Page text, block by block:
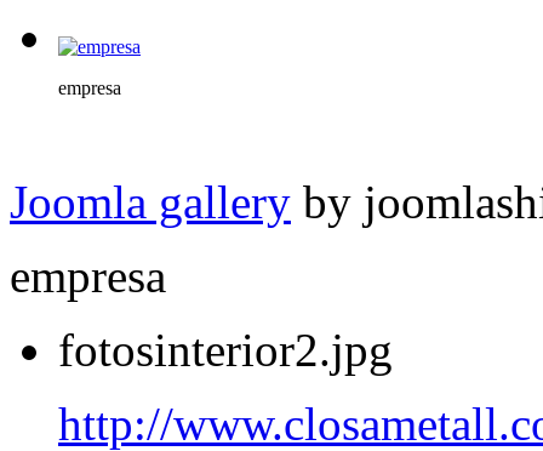
empresa
Joomla gallery by
empresa
fotosinterior2.jpg
http://